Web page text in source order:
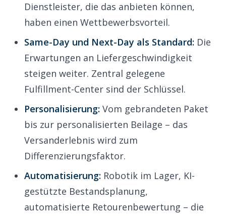
Dienstleister, die das anbieten können,
haben einen Wettbewerbsvorteil.
Same-Day und Next-Day als Standard: Die
Erwartungen an Liefergeschwindigkeit
steigen weiter. Zentral gelegene
Fulfillment-Center sind der Schlüssel.
Personalisierung: Vom gebrandeten Paket
bis zur personalisierten Beilage – das
Versanderlebnis wird zum
Differenzierungsfaktor.
Automatisierung: Robotik im Lager, KI-
gestützte Bestandsplanung,
automatisierte Retourenbewertung – die